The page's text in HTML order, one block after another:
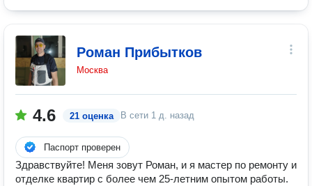
Роман Прибытков
Москва
4.6 21 оценка В сети 1 д. назад
Паспорт проверен
Здравствуйте! Меня зовут Роман, и я мастер по ремонту и
отделке квартир с более чем 25-летним опытом работы.